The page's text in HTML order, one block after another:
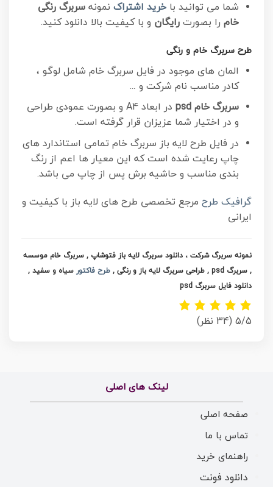
شما می توانید با خرید اشتراکنمونه سربرگ رنگی
خامرا بصورت رایگان و با کیفیت بالا دانلود کنید.
طرح سربرگ خام و رنگی
المان های موجود در فایل سربرگ خام شامل لوگو ،
کادر مناسب نام شرکت و …
سربرگ خام psd
در ابعاد A4 و بصورت عمودی طراحی
و در اختیار شما عزیزان قرار گرفته است.
در فایل طرح لایه باز سربرگ خام تمامی استاندارد های
چاپ رعایت شده است که این معیار ها اعم از رنگ
بندی مناسب و حاشیه برش پس از چاپ می باشد.
گرافیک طرح مرجع تخصصی طرح های لایه باز با کیفیت و
ایرانی
نمونه سربرگ شرکت ، دانلود سربرگ لایه باز فتوشاپ , سربرگ خام موسسه
, سربرگ psd , طراحی سربرگ لایه باز و رنگی ,
طرح فاکتور سیاه و سفید ,
دانلود فایل سربرگ psd
5/5 (34 نظر)
لینک های اصلی
صفحه اصلی
تماس با ما
راهنمای خرید
دانلود فونت